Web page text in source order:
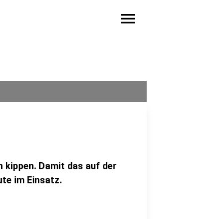
menu
kippen. Damit das auf der
im Einsatz.